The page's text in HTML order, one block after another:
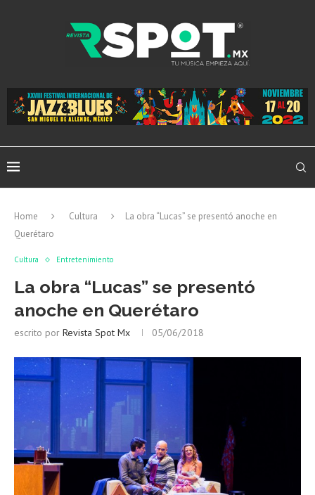
Home Cultura
La obra “Lucas” se presentó anoche en
Querétaro
Cultura Entretenimiento
La obra “Lucas” se presentó
anoche en Querétaro
escrito por Revista Spot Mx 05/06/2018